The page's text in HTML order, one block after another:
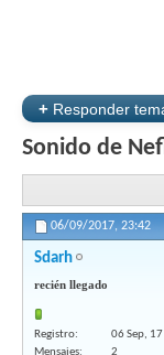
+ Responder
Sonido de
06/09/2017, 23:42
Sdarh
recién llegado
Registro
06 Sep, 17